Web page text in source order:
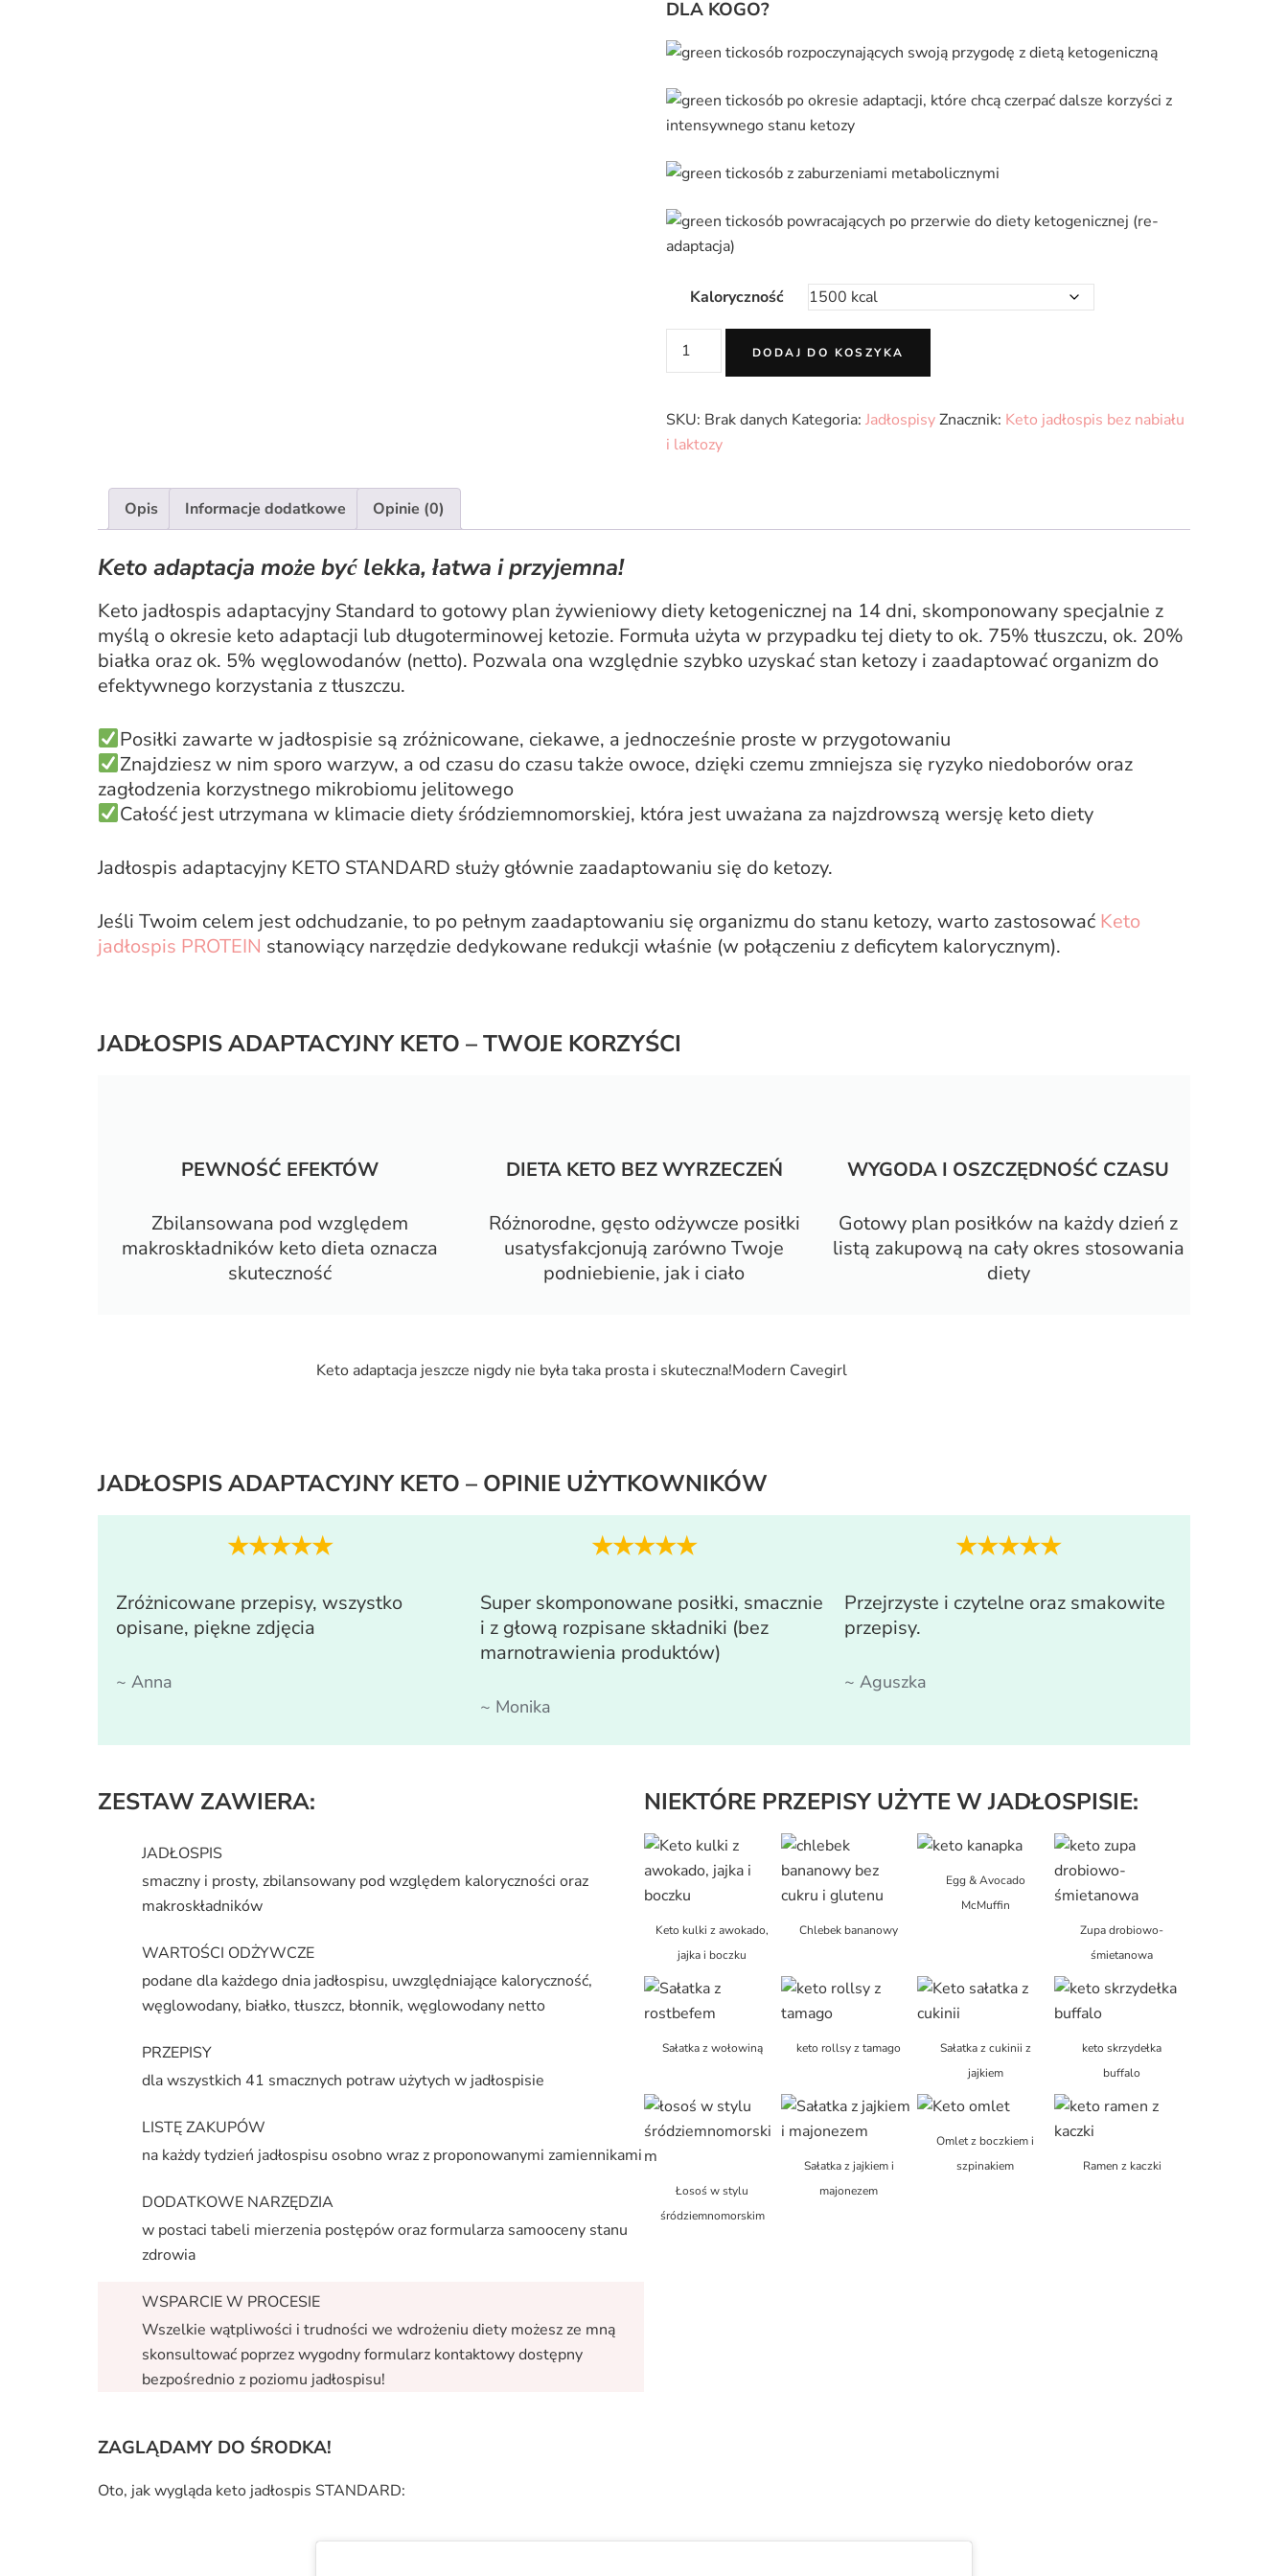
DLA KOGO?
osób rozpoczynających swoją przygodę z dietą ketogeniczną
osób po okresie adaptacji, które chcą czerpać dalsze korzyści z
intensywnego stanu ketozy
osób z zaburzeniami metabolicznymi
osób powracających po przerwie do diety ketogenicznej (re-
adaptacja)
Kaloryczność
ilość
KETO
STANDARD
DODAJ DO KOSZYKA
SKU: Brak danych Kategoria: JadłospisyZnacznik: Keto jadłospis bez nabiału
i laktozy
Opis Informacje dodatkowe Opinie (0)
Keto adaptacja może być lekka, łatwa i przyjemna!
Keto jadłospis adaptacyjny Standard to gotowy plan żywieniowy diety ketogenicznej na 14 dni, skomponowany specjalnie z
myślą o okresie keto adaptacji lub długoterminowej ketozie. Formuła użyta w przypadku tej diety to ok. 75% tłuszczu, ok. 20%
białka oraz ok. 5% węglowodanów (netto). Pozwala ona względnie szybko uzyskać stan ketozy i zaadaptować organizm do
efektywnego korzystania z tłuszczu.
Posiłki zawarte w jadłospisie są zróżnicowane, ciekawe, a jednocześnie proste w przygotowaniu
Znajdziesz w nim sporo warzyw, a od czasu do czasu także owoce, dzięki czemu zmniejsza się ryzyko niedoborów oraz
zagłodzenia korzystnego mikrobiomu jelitowego
Całość jest utrzymana w klimacie diety śródziemnomorskiej, która jest uważana za najzdrowszą wersję keto diety
Jadłospis adaptacyjny KETO STANDARD służy głównie zaadaptowaniu się do ketozy.
Jeśli Twoim celem jest odchudzanie, to po pełnym zaadaptowaniu się organizmu do stanu ketozy, warto zastosować Keto
jadłospis PROTEIN stanowiący narzędzie dedykowane redukcji właśnie (w połączeniu z deficytem kalorycznym).
JADŁOSPIS ADAPTACYJNY KETO – TWOJE KORZYŚCI
PEWNOŚĆ EFEKTÓW
Zbilansowana pod względem
makroskładników keto dieta oznacza
skuteczność
DIETA KETO BEZ WYRZECZEŃ
Różnorodne, gęsto odżywcze posiłki
usatysfakcjonują zarówno Twoje
podniebienie, jak i ciało
WYGODA I OSZCZĘDNOŚĆ CZASU
Gotowy plan posiłków na każdy dzień z
listą zakupową na cały okres stosowania
diety
Keto adaptacja jeszcze nigdy nie była taka prosta i skuteczna!Modern Cavegirl
JADŁOSPIS ADAPTACYJNYKETO – OPINIE UŻYTKOWNIKÓW
★★★★★
Zróżnicowane przepisy, wszystko
opisane, piękne zdjęcia
~ Anna
★★★★★
Super skomponowane posiłki, smacznie
i z głową rozpisane składniki (bez
marnotrawienia produktów)
~ Monika
★★★★★
Przejrzyste i czytelne oraz smakowite
przepisy.
~ Aguszka
ZESTAW ZAWIERA:
JADŁOSPIS
smaczny i prosty, zbilansowany pod względem kaloryczności oraz
makroskładników
WARTOŚCI ODŻYWCZE
podane dla każdego dnia jadłospisu, uwzględniające kaloryczność,
węglowodany, białko, tłuszcz, błonnik, węglowodany netto
PRZEPISY
dla wszystkich 41 smacznych potraw użytych w jadłospisie
LISTĘ ZAKUPÓW
na każdy tydzień jadłospisu osobno wraz z proponowanymi zamiennikami
DODATKOWE NARZĘDZIA
w postaci tabeli mierzenia postępów oraz formularza samooceny stanu
zdrowia
WSPARCIE W PROCESIE
Wszelkie wątpliwości i trudności we wdrożeniu diety możesz ze mną
skonsultować poprzez wygodny formularz kontaktowy dostępny
bezpośrednio z poziomu jadłospisu!
NIEKTÓRE PRZEPISY UŻYTE W JADŁOSPISIE:
Keto kulki z awokado,
jajka i boczku
Chlebek bananowy
Egg & Avocado
McMuffin
Zupa drobiowo-
śmietanowa
Sałatka z wołowiną keto rollsy z tamago
Sałatka z cukinii z
jajkiem
keto skrzydełka
buffalo
Łosoś w stylu
śródziemnomorskim
Sałatka z jajkiem i
majonezem
Omlet z boczkiem i
szpinakiem
Ramen z kaczki
ZAGLĄDAMY DO ŚRODKA!
Oto, jak wygląda keto jadłospis STANDARD: